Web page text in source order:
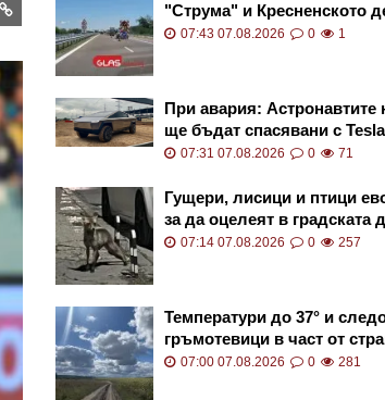
"Струма" и Кресненското
петък и неделя
07:43 07.08.2026 0 1
При авария:
ще бъдат спасявани с Tesla
Cybertruck
07:31 07.08.2026 0 71
Гущери, лисици и птици
за да оцелеят в градската
07:14 07.08.2026 0 257
Температури до 37° и
гръмотевици в част от
07:00 07.08.2026 0 281